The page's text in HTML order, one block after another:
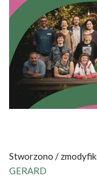
Stworzono /
GERARD